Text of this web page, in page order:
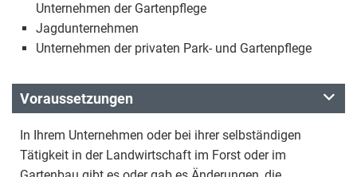
Unternehmen der Gartenpflege
Jagdunternehmen
Unternehmen der privaten Park- und Gartenpflege
Voraussetzungen
In Ihrem Unternehmen oder bei ihrer selbständigen
Tätigkeit in der Landwirtschaft im Forst oder im